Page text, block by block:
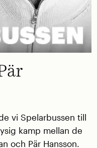
vi Spelarbussen till
kamp mellan de
och Pär Hansson.